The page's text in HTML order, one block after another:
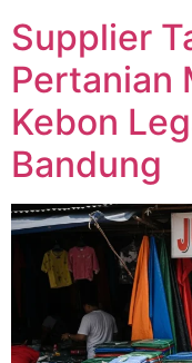
Supplier
Pertanian
Kebon
Bandung